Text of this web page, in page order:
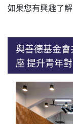
如果您有興趣了
與善德基金
座 提升青年